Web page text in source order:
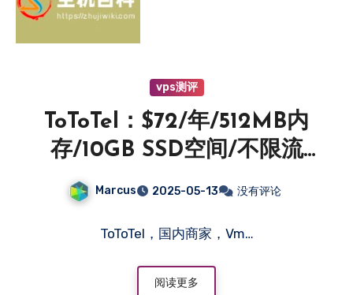
vps测评
ToToTel：$72/年/512MB内
存/10GB SSD空间/不限流
量/35Mbps-10Gbps端
口/KVM/香港CMI/日本-主机
百科
Marcus 2025-05-13 没有评论
ToToTel，国内商家，Vm…
阅读更多